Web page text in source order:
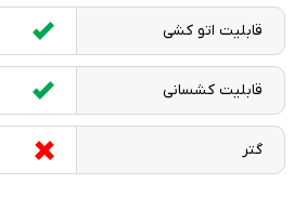
قابلیت اتو کشی
قابلیت کشسانی
گتر